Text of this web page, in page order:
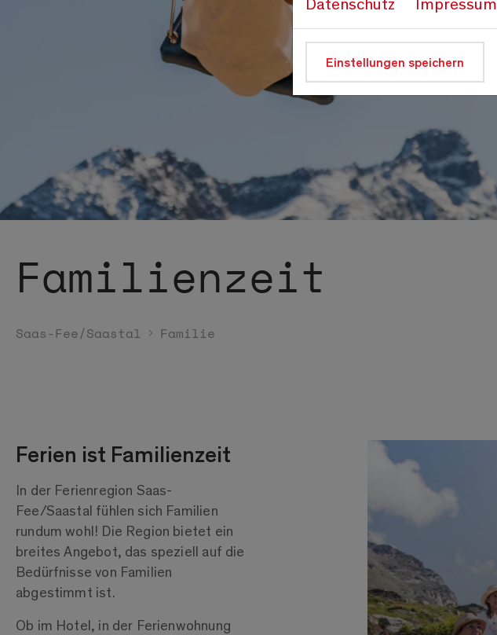
Familienzeit
Saas-Fee/Saastal Familie
Ferien ist Familienzeit
In der Ferienregion Saas-
Fee/Saastal fühlen sich Familien
rundum wohl! Die Region bietet ein
breites Angebot, das speziell auf die
Bedürfnisse von Familien
abgestimmt ist.
Ob im Hotel, in der Ferienwohnung
Einstellungen speichern